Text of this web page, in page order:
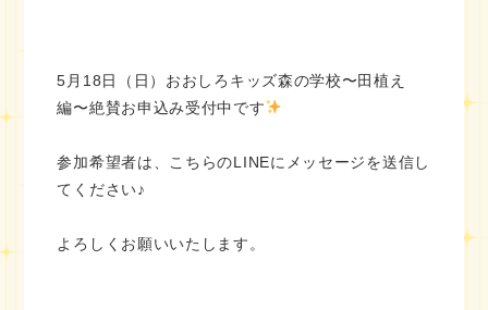
5月18日（日）おおしろキッズ森の学校〜田植え
編〜絶賛お申込み受付中です
参加希望者は、こちらのLINEにメッセージを送信し
てください♪
よろしくお願いいたします。